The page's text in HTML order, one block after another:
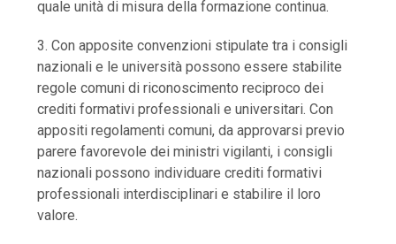
quale unità di misura della formazione continua.
3. Con apposite convenzioni stipulate tra i consigli
nazionali e le università possono essere stabilite
regole comuni di riconoscimento reciproco dei
crediti formativi professionali e universitari. Con
appositi regolamenti comuni, da approvarsi previo
parere favorevole dei ministri vigilanti, i consigli
nazionali possono individuare crediti formativi
professionali interdisciplinari e stabilire il loro
valore.